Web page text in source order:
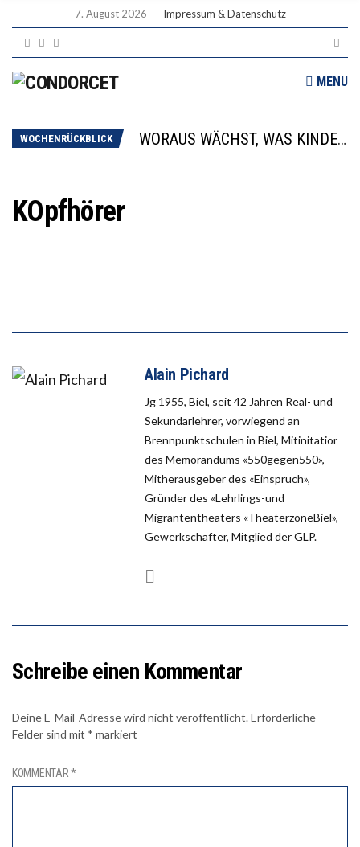
7. August 2026 Impressum & Datenschutz
MENU
WOCHENRÜCKBLICK
WORAUS WÄCHST, WAS KINDER TRÄGT
“WIR BEOBACHTEN EINEN REGELRECHTEN STURZFLUG BEI DEN LERNLEISTUNGEN”
KOpfhörer
Alain Pichard
Jg 1955, Biel, seit 42 Jahren Real- und
Sekundarlehrer, vorwiegend an
Brennpunktschulen in Biel, Mitinitatior
des Memorandums «550gegen550»,
Mitherausgeber des «Einspruch»,
Gründer des «Lehrlings-und
Migrantentheaters «TheaterzoneBiel»,
Gewerkschafter, Mitglied der GLP.
Schreibe einen Kommentar
Deine E-Mail-Adresse wird nicht veröffentlicht.Erforderliche
Felder sind mit * markiert
KOMMENTAR*